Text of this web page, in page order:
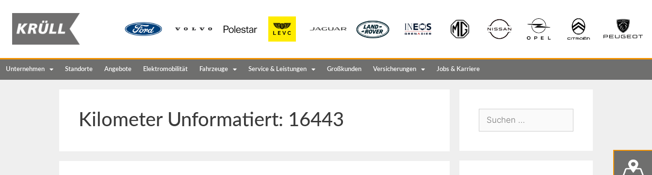
Unternehmen Standorte Angebote Elektromobilität Fahrzeuge Service & Leistungen Großkunden Versicherungen Jobs & Karriere
Kilometer Unformatiert: 16443